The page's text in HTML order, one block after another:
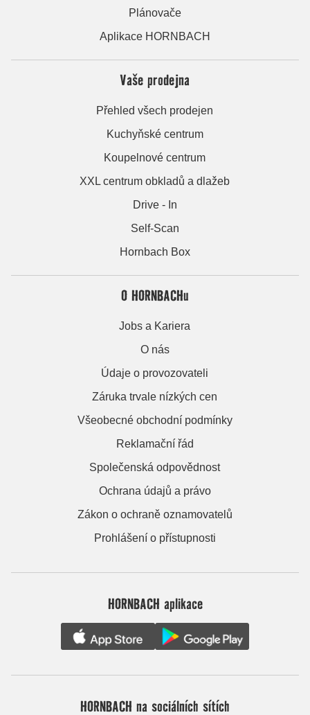
Plánovače
Aplikace HORNBACH
Vaše prodejna
Přehled všech prodejen
Kuchyňské centrum
Koupelnové centrum
XXL centrum obkladů a dlažeb
Drive - In
Self-Scan
Hornbach Box
O HORNBACHu
Jobs a Kariera
O nás
Údaje o provozovateli
Záruka trvale nízkých cen
Všeobecné obchodní podmínky
Reklamační řád
Společenská odpovědnost
Ochrana údajů a právo
Zákon o ochraně oznamovatelů
Prohlášení o přístupnosti
HORNBACH aplikace
HORNBACH na sociálních sítích